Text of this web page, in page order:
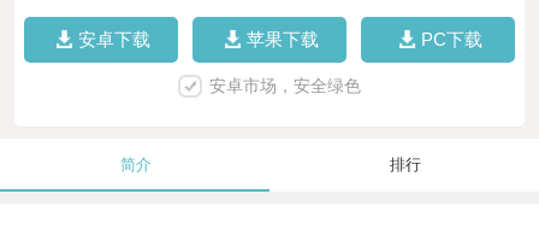
安卓下载 苹果下载 PC下载
安卓市场，安全绿色
简介 排行